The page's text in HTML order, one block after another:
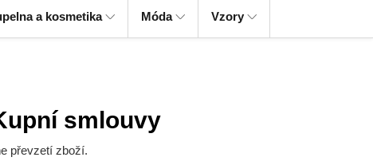
a kosmetika Móda Vzory
smlouvy
převzetí zboží.